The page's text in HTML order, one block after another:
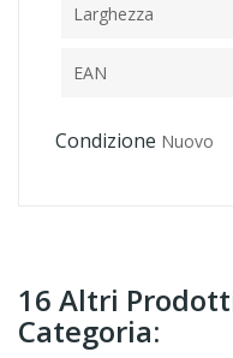
Larghezza
EAN
Condizione Nuovo
16 Altri
Categoria: